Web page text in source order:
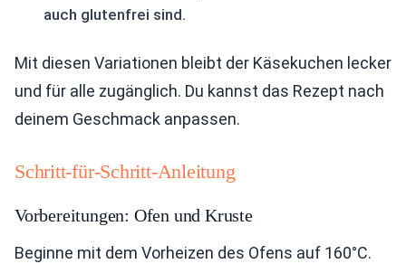
auch glutenfrei sind.
Mit diesen Variationen bleibt der Käsekuchen lecker
und für alle zugänglich. Du kannst das Rezept nach
deinem Geschmack anpassen.
Schritt-für-Schritt-Anleitung
Vorbereitungen: Ofen und Kruste
Beginne mit dem Vorheizen des Ofens auf 160°C.